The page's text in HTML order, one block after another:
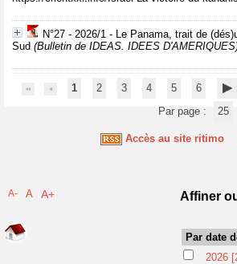
N°27 - 2026/1 - Le Panama, trait de
Sud (Bulletin de IDEAS. IDEES
1 2 3 4 5 6
Par page :
25
Accès au site ritimo
A- A A+ Affiner
Par date
2026